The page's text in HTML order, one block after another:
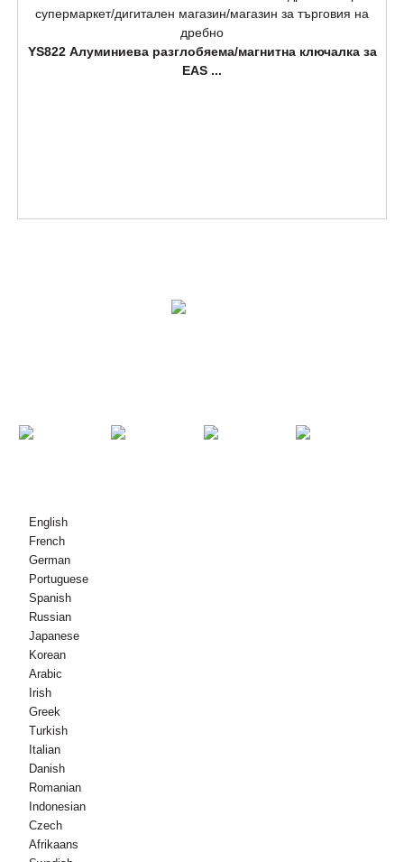
YS822 Алуминиева разглобяема/магнитна ключалка за
EAS ...
English
French
German
Portuguese
Spanish
Russian
Japanese
Korean
Arabic
Irish
Greek
Turkish
Italian
Danish
Romanian
Indonesian
Czech
Afrikaans